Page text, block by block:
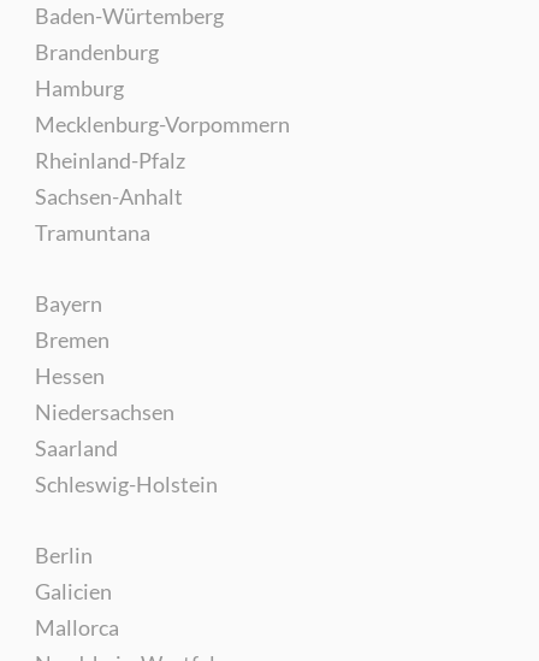
Baden-Würtemberg
Brandenburg
Hamburg
Mecklenburg-Vorpommern
Rheinland-Pfalz
Sachsen-Anhalt
Tramuntana
Bayern
Bremen
Hessen
Niedersachsen
Saarland
Schleswig-Holstein
Berlin
Galicien
Mallorca